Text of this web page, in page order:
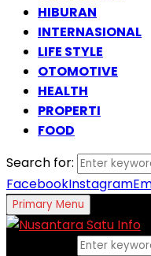
HIBURAN
INTERNASIONAL
LIFE STYLE
OTOMOTIVE
HEALTH
PROPERTI
FOOD
Search for:
FacebookInstagram
Primary Menu